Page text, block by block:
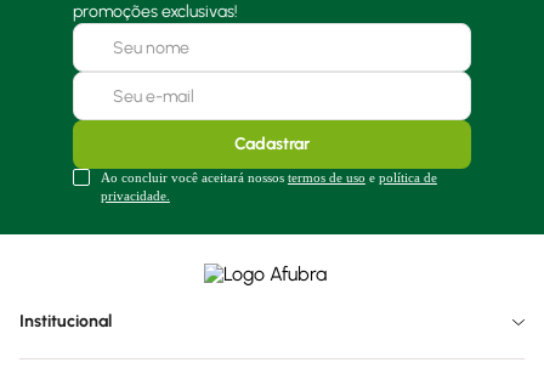
promoções exclusivas!
Cadastrar
Ao concluir você aceitará nossos termos de uso e política de
privacidade.
Institucional